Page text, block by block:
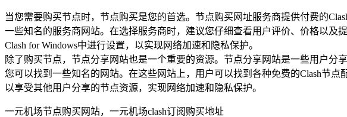
当您需要购买节点时，节点购买是您的首选。节点购买网址服务商提供付费的
一些知名的服务商网站。在选择服务商时，建议您仔细查看用户评价、价格以
Clash for Windows中进行设置，以实现网络加速和隐私保护。
除了购买节点，节点分享网站也是一个重要的资源。节点分享网站是一些用户分
您可以找到一些知名的网站。在这些网站上，用户可以找到各种免费的Clash节
以享受其他用户分享的节点资源，实现网络加速和隐私保护。
一元机场节点购买网站，一元机场clash订阅购买地址